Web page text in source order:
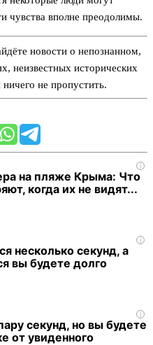
чувства вполне преодолимы.
новости о непознанном,
неизвестных исторических
не пропустить.
i
на пляже Крыма: Что
когда их не видят...
i
несколько секунд, а
вы будете долго
i
секунд, но вы будете
от увиденного